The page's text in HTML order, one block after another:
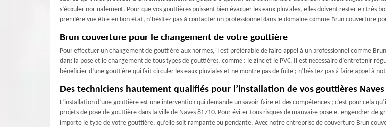
s’écouler normalement. Pour que vos gouttières puissent bien évacuer les eaux pluviales, elles doivent rester en très
première vue être en bon état, n’hésitez pas à contacter un professionnel dans le domaine comme Brun couverture
Brun couverture pour le changement de votre gouttière
Pour effectuer un changement de gouttière aux normes, il est préférable de faire appel à un professionnel comme
dans la pose et le changement de tous types de gouttières, comme : le zinc et le PVC. Il est nécessaire d’entretenir
bénéficier d’une gouttière qui fait circuler les eaux pluviales et ne montre pas de fuite ; n’hésitez pas à faire appel à
Des techniciens hautement qualifiés pour l’installation de vos gouttières Naves
L’installation d’une gouttière est une intervention qui demande un savoir-faire et des compétences ; c’est pour cela
projets de pose de gouttière dans la ville de Naves 81710. Pour éviter tous risques de mauvaise pose et engendrer de
importe le type de votre gouttière, qu’elle soit rampante ou pendante. Avec notre entreprise de couverture Brun